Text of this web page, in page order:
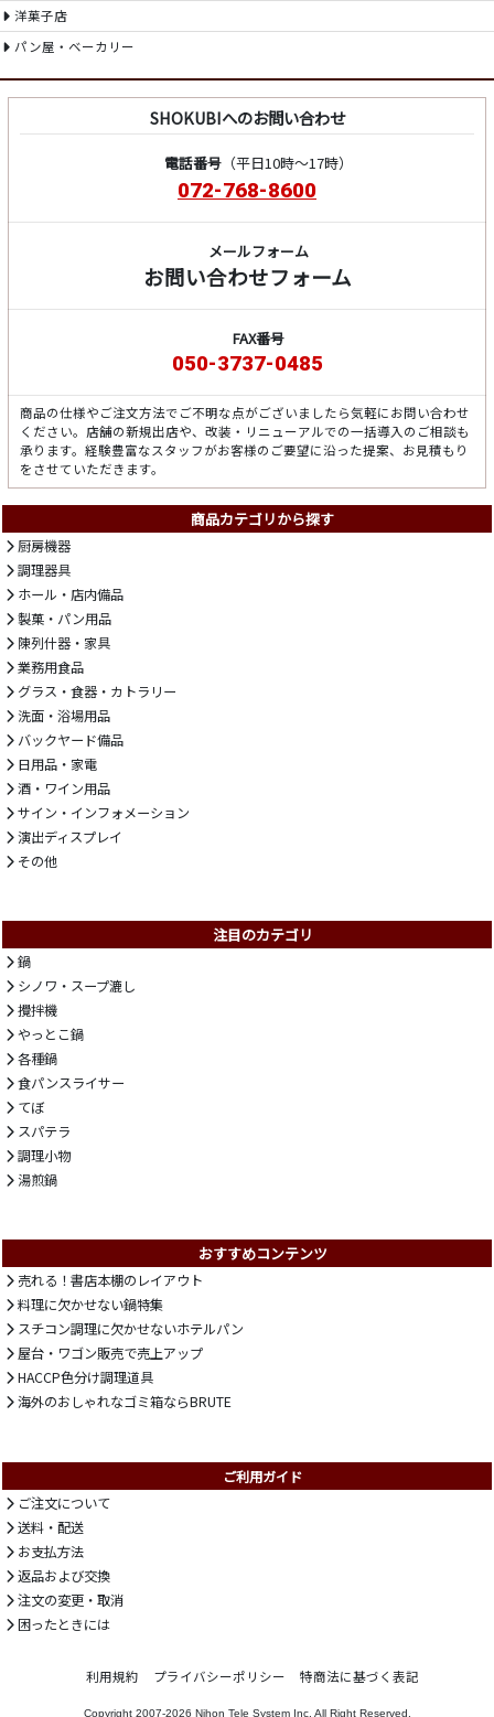
洋菓子店
パン屋・ベーカリー
SHOKUBIへのお問い合わせ
電話番号（平日10時～17時）
072-768-8600
メールフォーム
お問い合わせフォーム
FAX番号
050-3737-0485
商品の仕様やご注文方法でご不明な点がございましたら気軽にお問い合わせ
ください。店舗の新規出店や、改装・リニューアルでの一括導入のご相談も
承ります。経験豊富なスタッフがお客様のご要望に沿った提案、お見積もり
をさせていただきます。
商品カテゴリから探す
厨房機器
調理器具
ホール・店内備品
製菓・パン用品
陳列什器・家具
業務用食品
グラス・食器・カトラリー
洗面・浴場用品
バックヤード備品
日用品・家電
酒・ワイン用品
サイン・インフォメーション
演出ディスプレイ
その他
注目のカテゴリ
鍋
シノワ・スープ漉し
攪拌機
やっとこ鍋
各種鍋
食パンスライサー
てぼ
スパテラ
調理小物
湯煎鍋
おすすめコンテンツ
売れる！書店本棚のレイアウト
料理に欠かせない鍋特集
スチコン調理に欠かせないホテルパン
屋台・ワゴン販売で売上アップ
HACCP色分け調理道具
海外のおしゃれなゴミ箱ならBRUTE
ご利用ガイド
ご注文について
送料・配送
お支払方法
返品および交換
注文の変更・取消
困ったときには
利用規約 プライバシーポリシー 特商法に基づく表記
Copyright 2007-2026 Nihon Tele System Inc. All Right Reserved.